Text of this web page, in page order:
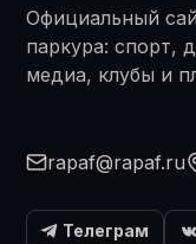
Официальный
паркура: спорт,
медиа, клубы и
rapaf@rapaf.ru
Телеграм